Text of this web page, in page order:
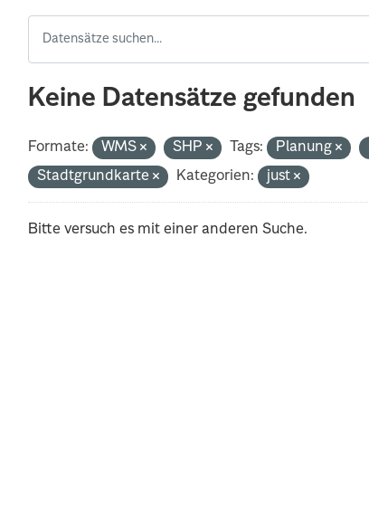
Keine Datensätze gefunden
Formate: WMS SHP Tags: Planung
Stadtgrundkarte
Kategorien: just
Bitte versuch es mit einer anderen Suche.